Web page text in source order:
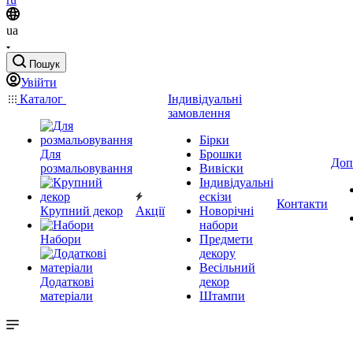
ua
Пошук
Увійти
Каталог
Для
розмальовування
Крупний декор
Набори
Додаткові
матеріали
Акції
Індивідуальні
замовлення
Бірки
Брошки
Вивіски
Індивідуальні
ескізи
Новорічні
набори
Предмети
декору
Весільний
декор
Штампи
Контакти